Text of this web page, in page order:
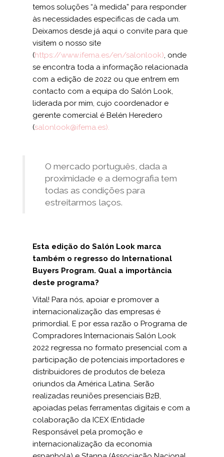
temos soluções “à medida” para responder
às necessidades especificas de cada um.
Deixamos desde já aqui o convite para que
visitem o nosso site
(https://www.ifema.es/en/salonlook), onde
se encontra toda a informação relacionada
com a edição de 2022 ou que entrem em
contacto com a equipa do Salón Look,
liderada por mim, cujo coordenador e
gerente comercial é Belén Heredero
(salonlook@ifema.es).
O mercado português, dada a
proximidade e a demografia tem
todas as condições para
estreitarmos laços.
Esta edição do Salón Look marca
também o regresso do International
Buyers Program. Qual a importância
deste programa?
Vital! Para nós, apoiar e promover a
internacionalização das empresas é
primordial. E por essa razão o Programa de
Compradores Internacionais Salón Look
2022 regressa no formato presencial com a
participação de potenciais importadores e
distribuidores de produtos de beleza
oriundos da América Latina. Serão
realizadas reuniões presenciais B2B,
apoiadas pelas ferramentas digitais e com a
colaboração da ICEX (Entidade
Responsável pela promoção e
internacionalização da economia